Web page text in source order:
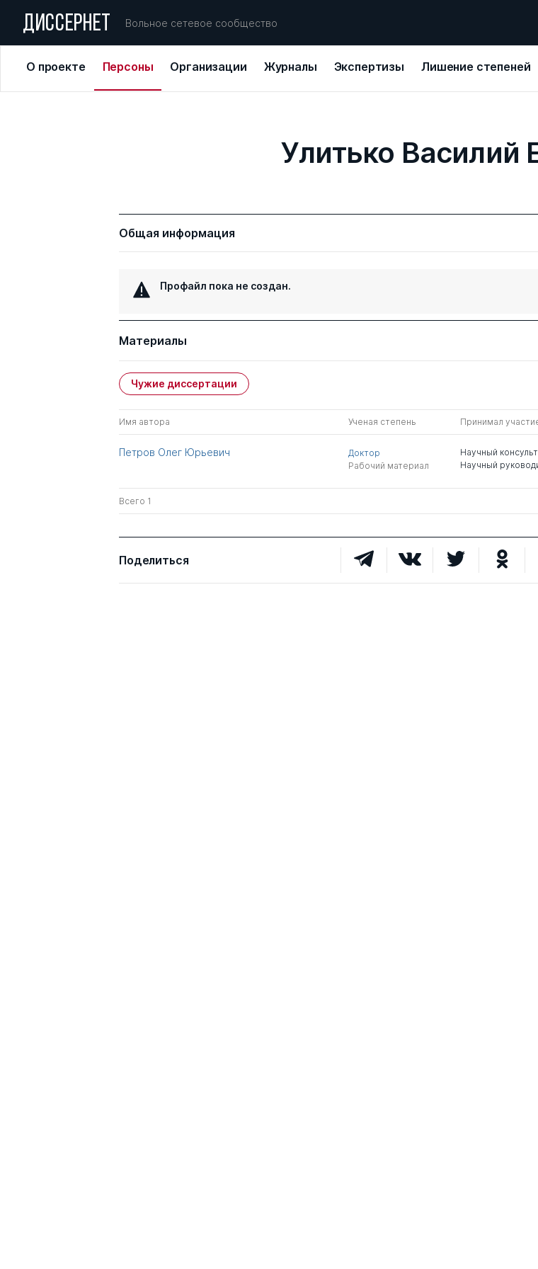
ДИССЕРНЕТ Вольное сетевое сообщество
О проекте Персоны Организации Журналы Экспертизы Лишение степеней
Улитько Василий
Общая информация
Профайл пока не создан.
Материалы
Чужие диссертации
Имя автора Ученая степень Принимал
Петров Олег Юрьевич
Доктор
Рабочий материал
Научный
Научный
Всего 1
Поделиться